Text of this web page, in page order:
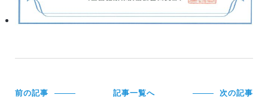
前の記事 記事一覧へ 次の記事